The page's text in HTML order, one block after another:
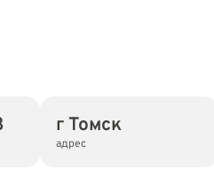
г Томск
адрес